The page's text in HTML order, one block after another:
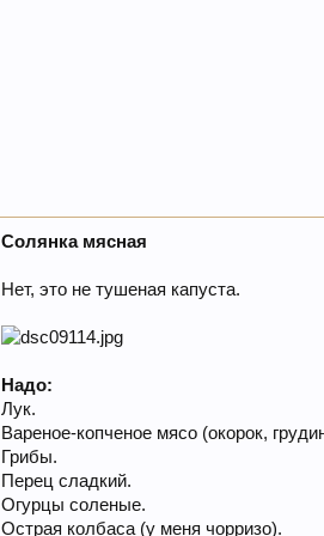
Солянка мясная
Нет, это не тушеная капуста.
Надо:
Лук.
Вареное-копченое мясо (окорок,
Грибы.
Перец сладкий.
Огурцы соленые.
Острая колбаса (у меня чорризо).